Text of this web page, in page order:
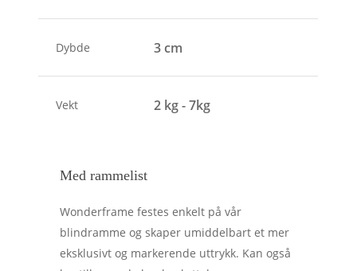
Dybde 3 cm
Vekt 2 kg - 7kg
Med rammelist
Wonderframe festes enkelt på vår
blindramme og skaper umiddelbart et mer
eksklusivt og markerende uttrykk. Kan også